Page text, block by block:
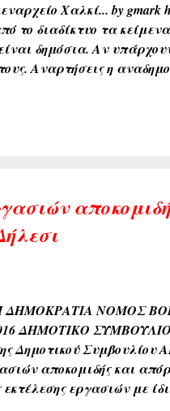
Χαλκί... by gmark
το διαδίκτυο τα
δημόσια. Αν
Αναρτήσεις η
ΝΟΜΟΣ
ΔΗΜΟΤΙΚΟ
Δημοτικού
αποκομιδής και
εκτέλεσης εργασιών με